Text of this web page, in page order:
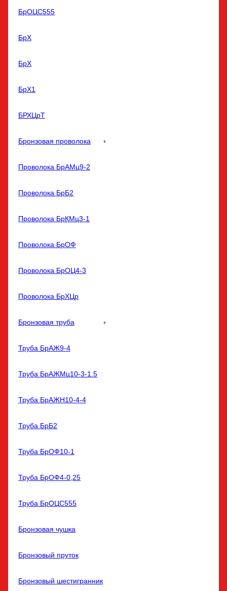
БрОЦС555
БрХ
БрХ
БрХ1
БРХЦрТ
Бронзовая проволока
Проволока БрАМц9-2
Проволока БрБ2
Проволока БрКМц3-1
Проволока БрОФ
Проволока БрОЦ4-3
Проволока БрХЦр
Бронзовая труба
Труба БрАЖ9-4
Труба БрАЖМц10-3-1.5
Труба БрАЖН10-4-4
Труба БрБ2
Труба БрОФ10-1
Труба БрОФ4-0,25
Труба БрОЦС555
Бронзовая чушка
Бронзовый пруток
Бронзовый шестигранник